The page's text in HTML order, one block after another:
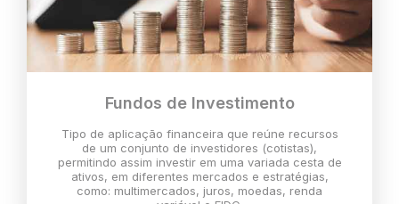
Fundos de Investimento
Tipo de aplicação financeira que reúne recursos
de um conjunto de investidores (cotistas),
permitindo assim investir em uma variada cesta de
ativos, em diferentes mercados e estratégias,
como: multimercados, juros, moedas, renda